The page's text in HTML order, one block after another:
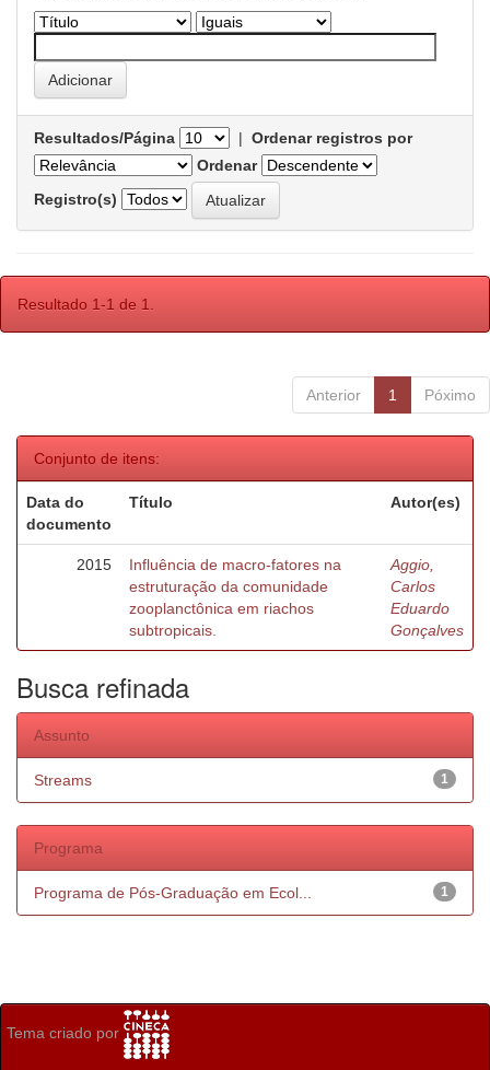
Resultados/Página | Ordenar registros por
Ordenar
Registro(s)
Resultado 1-1 de 1.
Anterior 1 Póximo
Conjunto de itens:
Data do
documento
Título Autor(es)
2015
Influência de macro-fatores na
estruturação da comunidade
zooplanctônica em riachos
subtropicais.
Aggio,
Carlos
Eduardo
Gonçalves
Busca refinada
Assunto
1
Streams
Programa
1
Programa de Pós-Graduação em Ecol...
Tema criado por